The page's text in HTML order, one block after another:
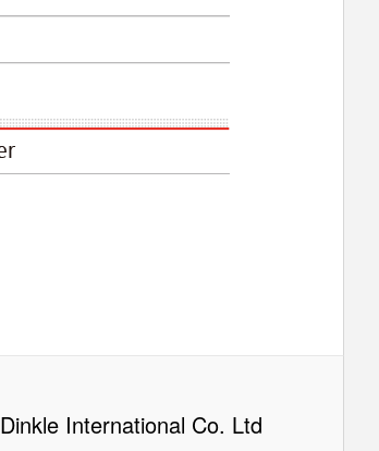
Dinkle International Co. Ltd